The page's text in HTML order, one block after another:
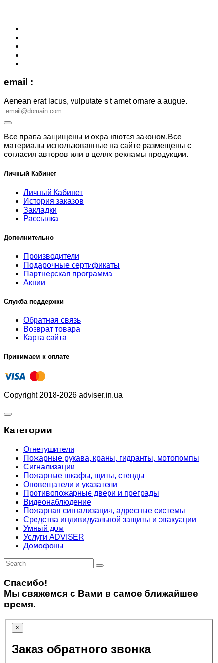
email :
Aenean erat lacus, vulputate sit amet ornare a augue.
Все права защищены и охраняются законом.Все
материалы использованные на сайте размещены с
согласия авторов или в целях рекламы продукции.
Личный Кабинет
Личный Кабинет
История заказов
Закладки
Рассылка
Дополнительно
Производители
Подарочные сертификаты
Партнерская программа
Акции
Служба поддержки
Обратная связь
Возврат товара
Карта сайта
Принимаем к оплате
Copyright 2018-2026 adviser.in.ua
Категории
Огнетушители
Пожарные рукава, краны, гидранты, мотопомпы
Сигнализации
Пожарные шкафы, щиты, стенды
Оповещатели и указатели
Противопожарные двери и преграды
Видеонаблюдение
Пожарная сигнализация, адресные системы
Средства индивидуальной защиты и эвакуации
Умный дом
Услуги ADVISER
Домофоны
Спасибо!
Мы свяжемся с Вами в самое ближайшее
время.
×
Заказ обратного звонка